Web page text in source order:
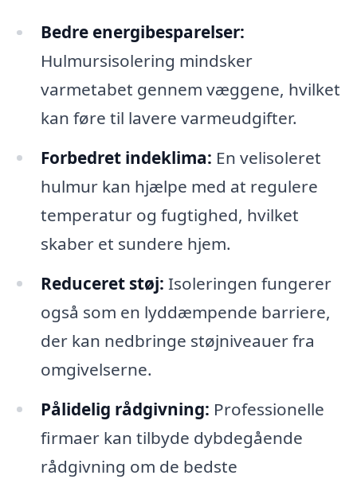
Bedre energibesparelser:
Hulmursisolering mindsker
varmetabet gennem væggene, hvilket
kan føre til lavere varmeudgifter.
Forbedret indeklima: En velisoleret
hulmur kan hjælpe med at regulere
temperatur og fugtighed, hvilket
skaber et sundere hjem.
Reduceret støj: Isoleringen fungerer
også som en lyddæmpende barriere,
der kan nedbringe støjniveauer fra
omgivelserne.
Pålidelig rådgivning: Professionelle
firmaer kan tilbyde dybdegående
rådgivning om de bedste